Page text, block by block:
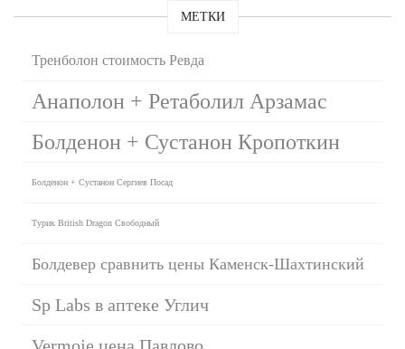
МЕТКИ
Тренболон стоимость Ревда
Анаполон + Ретаболил Арзамас
Болденон + Сустанон Кропоткин
Болденон + Сустанон Сергиев Посад
Турик British Dragon Свободный
Болдевер сравнить цены Каменск-Шахтинский
Sp Labs в аптеке Углич